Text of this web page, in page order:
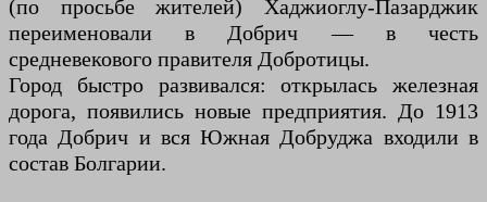
(по просьбе жителей) Хаджиоглу-Пазарджик
переименовали в Добрич — в честь
средневекового правителя Добротицы.
Город быстро развивался: открылась железная
дорога, появились новые предприятия. До 1913
года Добрич и вся Южная Добруджа входили в
состав Болгарии.